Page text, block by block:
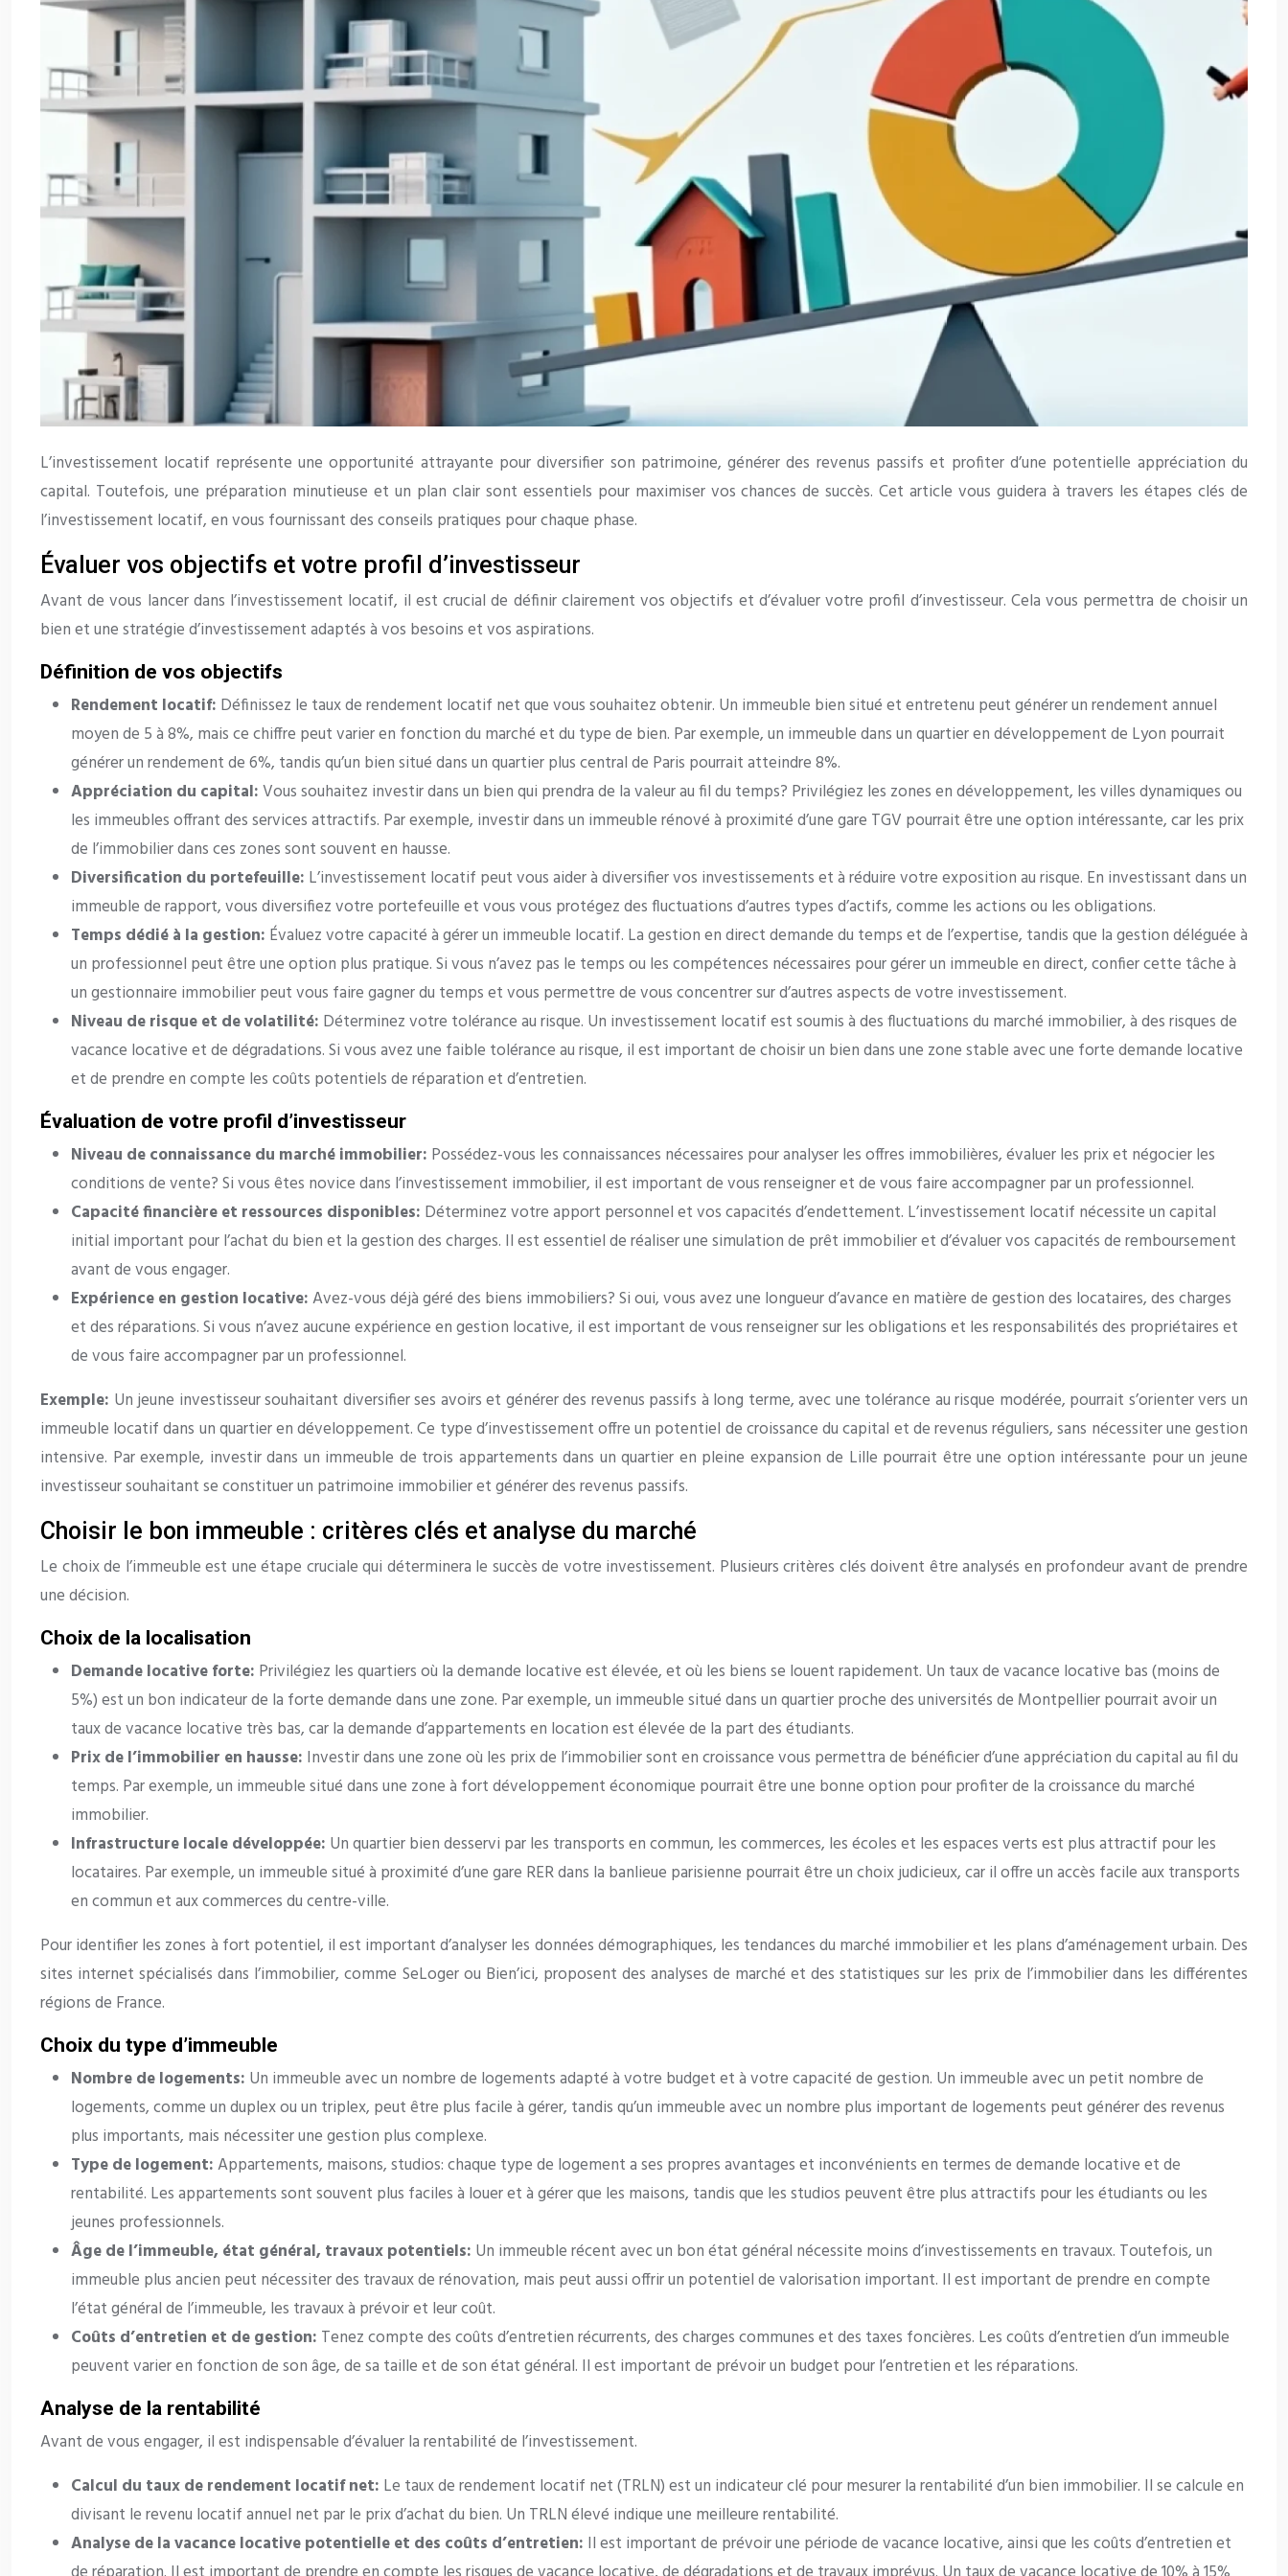
L’investissement locatif représente une opportunité attrayante pour diversifier son patrimoine, générer des revenus passifs et profiter d’une potentielle appréciation du
capital. Toutefois, une préparation minutieuse et un plan clair sont essentiels pour maximiser vos chances de succès. Cet article vous guidera à travers les étapes clés de
l’investissement locatif, en vous fournissant des conseils pratiques pour chaque phase.
Évaluer vos objectifs et votre profil d’investisseur
Avant de vous lancer dans l’investissement locatif, il est crucial de définir clairement vos objectifs et d’évaluer votre profil d’investisseur. Cela vous permettra de choisir un
bien et une stratégie d’investissement adaptés à vos besoins et vos aspirations.
Définition de vos objectifs
Rendement locatif: Définissez le taux de rendement locatif net que vous souhaitez obtenir. Un immeuble bien situé et entretenu peut générer un rendement annuel
moyen de 5 à 8%, mais ce chiffre peut varier en fonction du marché et du type de bien. Par exemple, un immeuble dans un quartier en développement de Lyon pourrait
générer un rendement de 6%, tandis qu’un bien situé dans un quartier plus central de Paris pourrait atteindre 8%.
Appréciation du capital:Vous souhaitez investir dans un bien qui prendra de la valeur au fil du temps? Privilégiez les zones en développement, les villes dynamiques ou
les immeubles offrant des services attractifs. Par exemple, investir dans un immeuble rénové à proximité d’une gare TGV pourrait être une option intéressante, car les prix
de l’immobilier dans ces zones sont souvent en hausse.
Diversification du portefeuille: L’investissement locatif peut vous aider à diversifier vos investissements et à réduire votre exposition au risque. En investissant dans un
immeuble de rapport, vous diversifiez votre portefeuille et vous vous protégez des fluctuations d’autres types d’actifs, comme les actions ou les obligations.
Temps dédié à la gestion: Évaluez votre capacité à gérer un immeuble locatif. La gestion en direct demande du temps et de l’expertise, tandis que la gestion déléguée à
un professionnel peut être une option plus pratique. Si vous n’avez pas le temps ou les compétences nécessaires pour gérer un immeuble en direct, confier cette tâche à
un gestionnaire immobilier peut vous faire gagner du temps et vous permettre de vous concentrer sur d’autres aspects de votre investissement.
Niveau de risque et de volatilité: Déterminez votre tolérance au risque. Un investissement locatif est soumis à des fluctuations du marché immobilier, à des risques de
vacance locative et de dégradations. Si vous avez une faible tolérance au risque, il est important de choisir un bien dans une zone stable avec une forte demande locative
et de prendre en compte les coûts potentiels de réparation et d’entretien.
Évaluation de votre profil d’investisseur
Niveau de connaissance du marché immobilier: Possédez-vous les connaissances nécessaires pour analyser les offres immobilières, évaluer les prix et négocier les
conditions de vente? Si vous êtes novice dans l’investissement immobilier, il est important de vous renseigner et de vous faire accompagner par un professionnel.
Capacité financière et ressources disponibles: Déterminez votre apport personnel et vos capacités d’endettement. L’investissement locatif nécessite un capital
initial important pour l’achat du bien et la gestion des charges. Il est essentiel de réaliser une simulation de prêt immobilier et d’évaluer vos capacités de remboursement
avant de vous engager.
Expérience en gestion locative:Avez-vous déjà géré des biens immobiliers? Si oui, vous avez une longueur d’avance en matière de gestion des locataires, des charges
et des réparations. Si vous n’avez aucune expérience en gestion locative, il est important de vous renseigner sur les obligations et les responsabilités des propriétaires et
de vous faire accompagner par un professionnel.
Exemple: Un jeune investisseur souhaitant diversifier ses avoirs et générer des revenus passifs à long terme, avec une tolérance au risque modérée, pourrait s’orienter vers un
immeuble locatif dans un quartier en développement. Ce type d’investissement offre un potentiel de croissance du capital et de revenus réguliers, sans nécessiter une gestion
intensive. Par exemple, investir dans un immeuble de trois appartements dans un quartier en pleine expansion de Lille pourrait être une option intéressante pour un jeune
investisseur souhaitant se constituer un patrimoine immobilier et générer des revenus passifs.
Choisir le bon immeuble : critères clés et analyse du marché
Le choix de l’immeuble est une étape cruciale qui déterminera le succès de votre investissement. Plusieurs critères clés doivent être analysés en profondeur avant de prendre
une décision.
Choix de la localisation
Demande locative forte: Privilégiez les quartiers où la demande locative est élevée, et où les biens se louent rapidement. Un taux de vacance locative bas (moins de
5%) est un bon indicateur de la forte demande dans une zone. Par exemple, un immeuble situé dans un quartier proche des universités de Montpellier pourrait avoir un
taux de vacance locative très bas, car la demande d’appartements en location est élevée de la part des étudiants.
Prix de l’immobilier en hausse: Investir dans une zone où les prix de l’immobilier sont en croissance vous permettra de bénéficier d’une appréciation du capital au fil du
temps. Par exemple, un immeuble situé dans une zone à fort développement économique pourrait être une bonne option pour profiter de la croissance du marché
immobilier.
Infrastructure locale développée: Un quartier bien desservi par les transports en commun, les commerces, les écoles et les espaces verts est plus attractif pour les
locataires. Par exemple, un immeuble situé à proximité d’une gare RER dans la banlieue parisienne pourrait être un choix judicieux, car il offre un accès facile aux transports
en commun et aux commerces du centre-ville.
Pour identifier les zones à fort potentiel, il est important d’analyser les données démographiques, les tendances du marché immobilier et les plans d’aménagement urbain. Des
sites internet spécialisés dans l’immobilier, comme SeLoger ou Bien’ici, proposent des analyses de marché et des statistiques sur les prix de l’immobilier dans les différentes
régions de France.
Choix du type d’immeuble
Nombre de logements: Un immeuble avec un nombre de logements adapté à votre budget et à votre capacité de gestion. Un immeuble avec un petit nombre de
logements, comme un duplex ou un triplex, peut être plus facile à gérer, tandis qu’un immeuble avec un nombre plus important de logements peut générer des revenus
plus importants, mais nécessiter une gestion plus complexe.
Type de logement:Appartements, maisons, studios: chaque type de logement a ses propres avantages et inconvénients en termes de demande locative et de
rentabilité. Les appartements sont souvent plus faciles à louer et à gérer que les maisons, tandis que les studios peuvent être plus attractifs pour les étudiants ou les
jeunes professionnels.
Âge de l’immeuble, état général, travaux potentiels: Un immeuble récent avec un bon état général nécessite moins d’investissements en travaux. Toutefois, un
immeuble plus ancien peut nécessiter des travaux de rénovation, mais peut aussi offrir un potentiel de valorisation important. Il est important de prendre en compte
l’état général de l’immeuble, les travaux à prévoir et leur coût.
Coûts d’entretien et de gestion: Tenez compte des coûts d’entretien récurrents, des charges communes et des taxes foncières. Les coûts d’entretien d’un immeuble
peuvent varier en fonction de son âge, de sa taille et de son état général. Il est important de prévoir un budget pour l’entretien et les réparations.
Analyse de la rentabilité
Avant de vous engager, il est indispensable d’évaluer la rentabilité de l’investissement.
Calcul du taux de rendement locatif net: Le taux de rendement locatif net (TRLN) est un indicateur clé pour mesurer la rentabilité d’un bien immobilier. Il se calcule en
divisant le revenu locatif annuel net par le prix d’achat du bien. Un TRLN élevé indique une meilleure rentabilité.
Analyse de la vacance locative potentielle et des coûts d’entretien: Il est important de prévoir une période de vacance locative, ainsi que les coûts d’entretien et